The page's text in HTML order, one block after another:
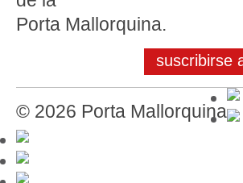
Porta Mallorquina.
suscribirse
© 2026 Porta Mallorquina